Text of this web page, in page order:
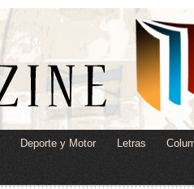
Deporte y Motor Letras